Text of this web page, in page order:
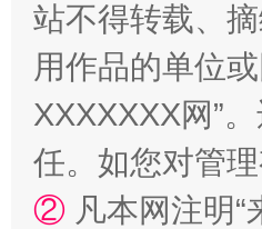
站不得转载、
用作品的单位
XXXXXXX网”
任。如您对管
② 凡本网注明